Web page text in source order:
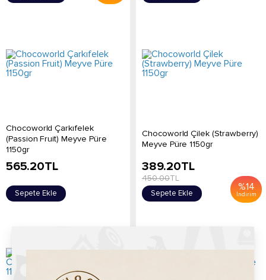
Chocoworld Çarkıfelek
(Passion Fruit) Meyve Püre
1150gr
565.20TL
Sepete Ekle
Chocoworld Çilek (Strawberry)
Meyve Püre 1150gr
%14
İndirim
389.20TL
450.00TL
Sepete Ekle